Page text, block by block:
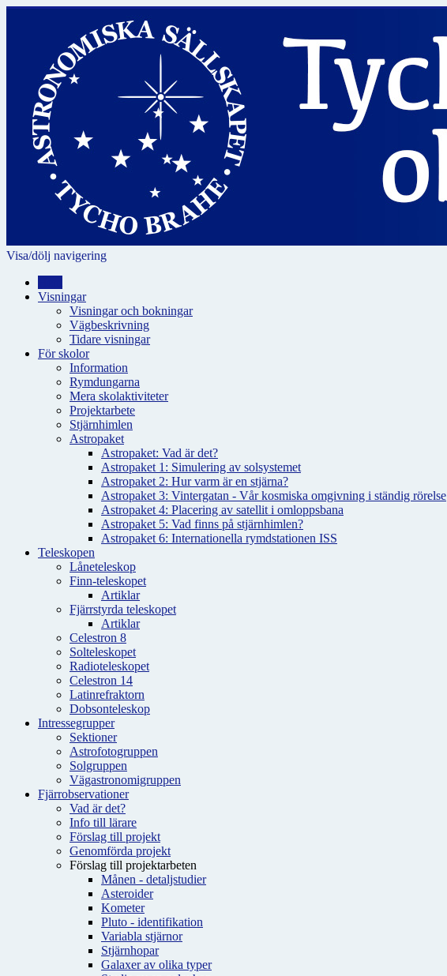
Visa/dölj navigering
Visningar
Visningar och bokningar
Vägbeskrivning
Tidare visningar
För skolor
Information
Rymdungarna
Mera skolaktiviteter
Projektarbete
Stjärnhimlen
Astropaket
Astropaket: Vad är det?
Astropaket 1: Simulering av solsystemet
Astropaket 2: Hur varm är en stjärna?
Astropaket 3: Vintergatan - Vår kosmiska omgivning i ständig rörelse
Astropaket 4: Placering av satellit i omloppsbana
Astropaket 5: Vad finns på stjärnhimlen?
Astropaket 6: Internationella rymdstationen ISS
Teleskopen
Låneteleskop
Finn-teleskopet
Artiklar
Fjärrstyrda teleskopet
Artiklar
Celestron 8
Solteleskopet
Radioteleskopet
Celestron 14
Latinrefraktorn
Dobsonteleskop
Intressegrupper
Sektioner
Astrofotogruppen
Solgruppen
Vägastronomigruppen
Fjärrobservationer
Vad är det?
Info till lärare
Förslag till projekt
Genomförda projekt
Förslag till projektarbeten
Månen - detaljstudier
Asteroider
Kometer
Pluto - identifikation
Variabla stjärnor
Stjärnhopar
Galaxer av olika typer